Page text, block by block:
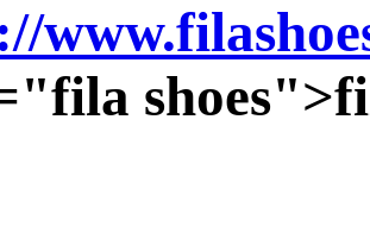
shoes">